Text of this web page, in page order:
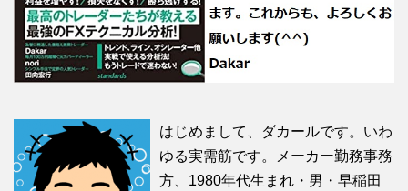
はじめまして、ダカールです。いわ
ゆる実需筋です。メーカー勤務事務
方、1980年代生まれ・男・早稲田